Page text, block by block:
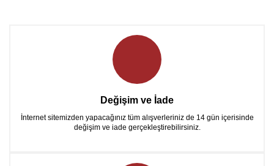
Değişim ve İade
İnternet sitemizden yapacağınız tüm alışverleriniz de 14 gün içerisinde
değişim ve iade gerçekleştirebilirsiniz.